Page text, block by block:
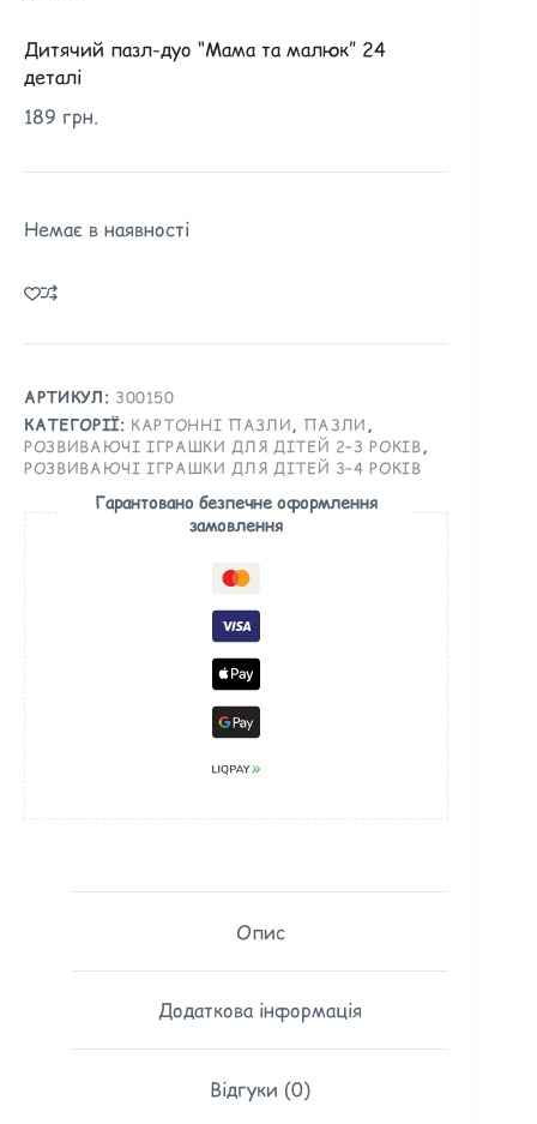
Дитячий пазл-дуо “Мама та малюк” 24
деталі
189 грн.
Немає в наявності
АРТИКУЛ: 300150
КАТЕГОРІЇ: КАРТОННІ ПАЗЛИ, ПАЗЛИ ,
РОЗВИВАЮЧІ ІГРАШКИ ДЛЯ ДІТЕЙ 2–3 РОКІВ,
РОЗВИВАЮЧІ ІГРАШКИ ДЛЯ ДІТЕЙ 3–4 РОКІВ
Гарантовано безпечне оформлення
замовлення
Опис
Додаткова інформація
Відгуки (0)